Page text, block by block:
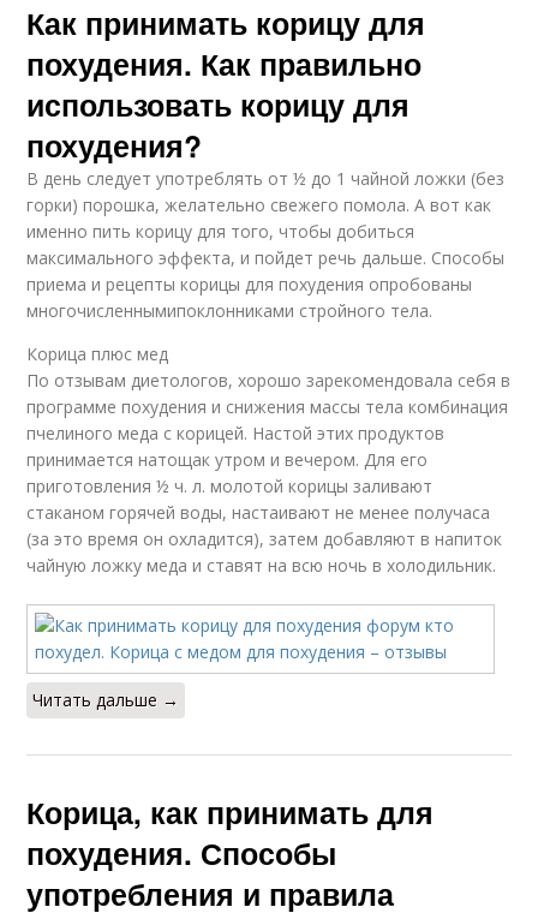
Как принимать корицу для
похудения. Как правильно
использовать корицу для
похудения?
В день следует употреблять от ½ до 1 чайной ложки (без
горки) порошка, желательно свежего помола. А вот как
именно пить корицу для того, чтобы добиться
максимального эффекта, и пойдет речь дальше. Способы
приема и рецепты корицы для похудения опробованы
многочисленнымипоклонниками стройного тела.
Корица плюс мед
По отзывам диетологов, хорошо зарекомендовала себя в
программе похудения и снижения массы тела комбинация
пчелиного меда с корицей. Настой этих продуктов
принимается натощак утром и вечером. Для его
приготовления ½ ч. л. молотой корицы заливают
стаканом горячей воды, настаивают не менее получаса
(за это время он охладится), затем добавляют в напиток
чайную ложку меда и ставят на всю ночь в холодильник.
Читать дальше →
Корица, как принимать для
похудения. Способы
употребления и правила